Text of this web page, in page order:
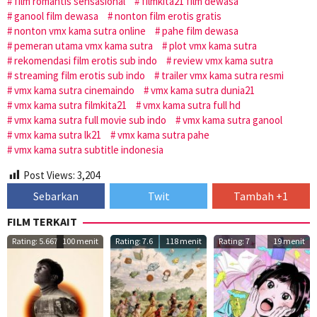
ganool film dewasa
nonton film erotis gratis
nonton vmx kama sutra online
pahe film dewasa
pemeran utama vmx kama sutra
plot vmx kama sutra
rekomendasi film erotis sub indo
review vmx kama sutra
streaming film erotis sub indo
trailer vmx kama sutra resmi
vmx kama sutra cinemaindo
vmx kama sutra dunia21
vmx kama sutra filmkita21
vmx kama sutra full hd
vmx kama sutra full movie sub indo
vmx kama sutra ganool
vmx kama sutra lk21
vmx kama sutra pahe
vmx kama sutra subtitle indonesia
Post Views: 3,204
Sebarkan Twit
Tambah +1
FILM TERKAIT
Rating: 5.667 100 menit Rating: 7.6 118 menit Rating: 7 19 menit